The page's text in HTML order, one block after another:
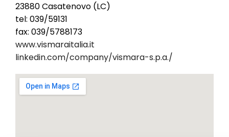
23880 Casatenovo (LC)
tel: 039/59131
fax: 039/5788173
www.vismaraitalia.it
linkedin.com/company/vismara-s.p.a./